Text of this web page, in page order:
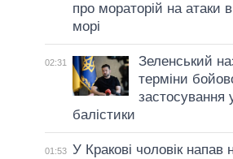
про мораторій на атаки
морі
02:31
Зеленський
терміни
застосування
балістики
01:53 У Кракові чоловік напав